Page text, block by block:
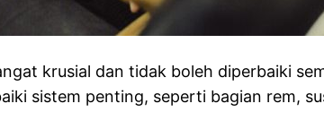
krusial dan tidak boleh diperbaiki
sistem penting, seperti bagian rem,